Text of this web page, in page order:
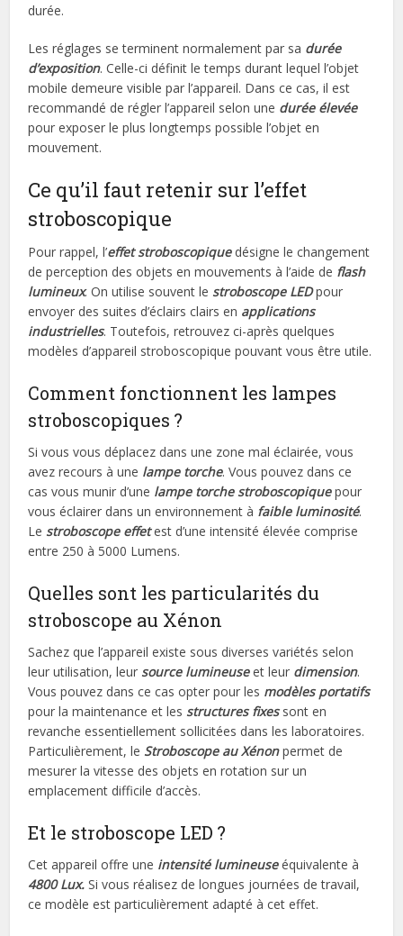
durée.
Les réglages se terminent normalement par sa durée
d’exposition. Celle-ci définit le temps durant lequel l’objet
mobile demeure visible par l’appareil. Dans ce cas, il est
recommandé de régler l’appareil selon une durée élevée
pour exposer le plus longtemps possible l’objet en
mouvement.
Ce qu’il faut retenir sur l’effet
stroboscopique
Pour rappel, l’effet stroboscopiquedésigne le changement
de perception des objets en mouvements à l’aide de flash
lumineux. On utilise souvent le stroboscope LEDpour
envoyer des suites d’éclairs clairs en applications
industrielles. Toutefois, retrouvez ci-après quelques
modèles d’appareil stroboscopique pouvant vous être utile.
Comment fonctionnent les lampes
stroboscopiques ?
Si vous vous déplacez dans une zone mal éclairée, vous
avez recours à une lampe torche. Vous pouvez dans ce
cas vous munir d’une lampe torche stroboscopiquepour
vous éclairer dans un environnement à faible luminosité.
Le stroboscope effetest d’une intensité élevée comprise
entre 250 à 5000 Lumens.
Quelles sont les particularités du
stroboscope au Xénon
Sachez que l’appareil existe sous diverses variétés selon
leur utilisation, leur source lumineuseet leur dimension.
Vous pouvez dans ce cas opter pour les modèles portatifs
pour la maintenance et les structures fixessont en
revanche essentiellement sollicitées dans les laboratoires.
Particulièrement, le Stroboscope au Xénonpermet de
mesurer la vitesse des objets en rotation sur un
emplacement difficile d’accès.
Et le stroboscope LED ?
Cet appareil offre une intensité lumineuseéquivalente à
4800 Lux. Si vous réalisez de longues journées de travail,
ce modèle est particulièrement adapté à cet effet.